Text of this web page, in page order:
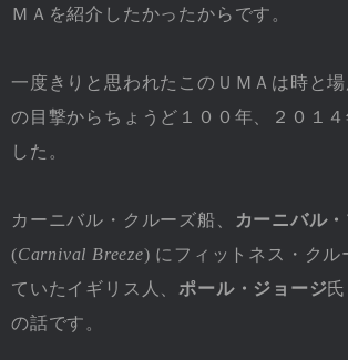
ＭＡを紹介したかったからです。
一度きりと思われたこのＵＭＡは時と
の目撃からちょうど１００年、２０１
した。
カーニバル・クルーズ船、 カーニバル
(Carnival Breeze) にフィットネス・クル
ていたイギリス人、ポール・ジョージ
の話です。